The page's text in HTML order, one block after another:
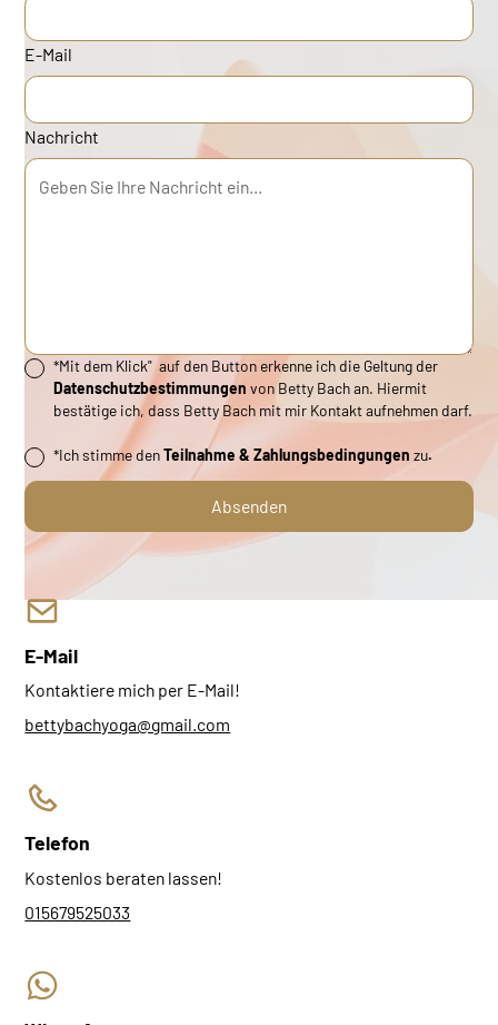
E-Mail
Nachricht
*Mit dem Klick" auf den Button erkenne ich die Geltung der
Datenschutzbestimmungen von Betty Bach an. Hiermit
bestätige ich, dass Betty Bach mit mir Kontakt aufnehmen darf.
*Ich stimme denTeilnahme & Zahlungsbedingungen zu.
E-Mail
Kontaktiere mich per E-Mail!
bettybachyoga@gmail.com
Telefon
Kostenlos beraten lassen!
015679525033